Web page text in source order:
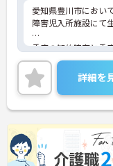
愛知県豊川市におい
障害児入所施設にて
重度の知的障害と重
障害児者の方が入所
ることを目的とする
所（入院）して治療
院としての機能も併
複数施設を運営して
績をもとにした独自
してスタートしてい
詳細を